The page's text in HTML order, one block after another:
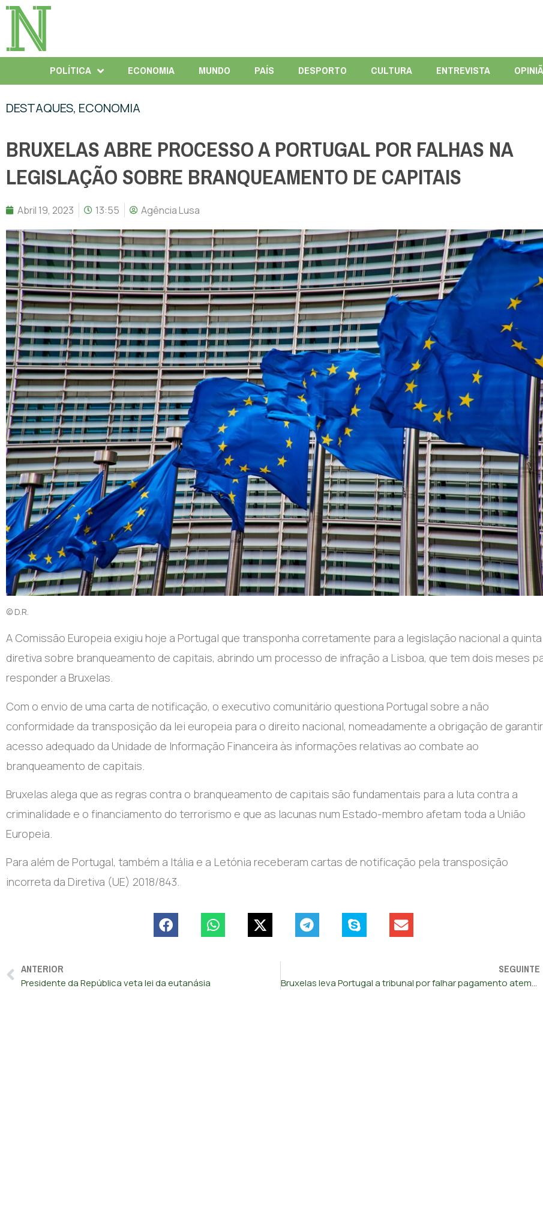
POLÍTICA ECONOMIA MUNDO PAÍS DESPORTO CULTURA ENTREVISTA
DESTAQUES, ECONOMIA
BRUXELAS ABRE PROCESSO A PORTUGAL POR FALHAS NA
LEGISLAÇÃO SOBRE BRANQUEAMENTO DE CAPITAIS
Abril 19, 2023 13:55 Agência Lusa
© D.R.
A Comissão Europeia exigiu hoje a Portugal que transponha corretamente para a legislação nacional a quinta
diretiva sobre branqueamento de capitais, abrindo um processo de infração a Lisboa, que tem dois meses
responder a Bruxelas.
Com o envio de uma carta de notificação, o executivo comunitário questiona Portugal sobre a não
conformidade da transposição da lei europeia para o direito nacional, nomeadamente a obrigação de
acesso adequado da Unidade de Informação Financeira às informações relativas ao combate ao
branqueamento de capitais.
Bruxelas alega que as regras contra o branqueamento de capitais são fundamentais para a luta contra a
criminalidade e o financiamento do terrorismo e que as lacunas num Estado-membro afetam toda a União
Europeia.
Para além de Portugal, também a Itália e a Letónia receberam cartas de notificação pela transposição
incorreta da Diretiva (UE) 2018/843.
ANTERIOR
Presidente da República veta lei da eutanásia
SEGUINTE
Bruxelas leva Portugal a tribunal por falhar pagamento atempado às empresas